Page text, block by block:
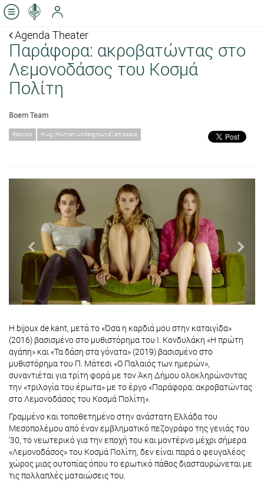
Agenda Theater
Παράφορα: ακροβατώντας στο
Λεμονοδάσος του Κοσμά
Πολίτη
Boem Team
θέατρο H.ug (Human underground) art space
Previous
Η bijoux de kant, μετά το «Όσα η καρδιά μου στην καταιγίδα»
(2016) βασισμένο στο μυθιστόρημα του Ι. Κονδυλάκη «Η πρώτη
αγάπη» και «Τα δάση στα γόνατα» (2019) βασισμένο στο
μυθιστόρημα του Π. Μάτεσι «Ο Παλαιός των ημερών»,
συναντιέται για τρίτη φορά με τον Άκη Δήμου ολοκληρώνοντας
την «τριλογία του έρωτα» με το έργο «Παράφορα: ακροβατώντας
στο Λεμονοδάσος του Κοσμά Πολίτη».
Γραμμένο και τοποθετημένο στην ανάστατη Ελλάδα του
Μεσοπολέμου από έναν εμβληματικό πεζογράφο της γενιάς του
’30, το νεωτερικό για την εποχή του και μοντέρνο μέχρι σήμερα
«Λεμονοδάσος» του Κοσμά Πολίτη, δεν είναι παρά ο φευγαλέος
χώρος μιας ουτοπίας όπου το ερωτικό πάθος διασταυρώνεται με
τις πολλαπλές ματαιώσεις του.